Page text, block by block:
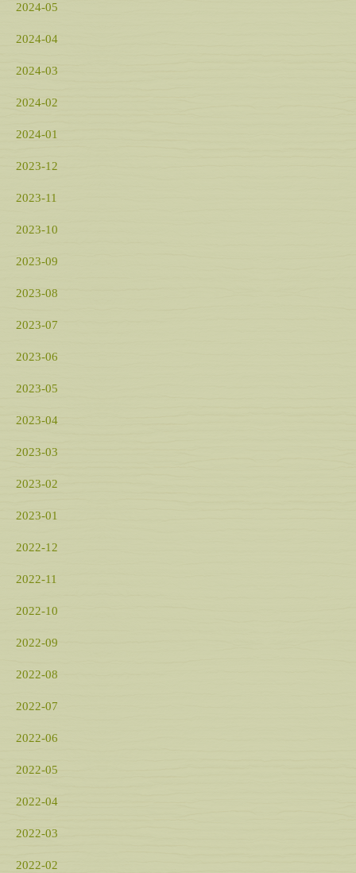
2024-05
2024-04
2024-03
2024-02
2024-01
2023-12
2023-11
2023-10
2023-09
2023-08
2023-07
2023-06
2023-05
2023-04
2023-03
2023-02
2023-01
2022-12
2022-11
2022-10
2022-09
2022-08
2022-07
2022-06
2022-05
2022-04
2022-03
2022-02